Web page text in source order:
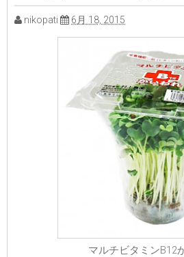
nikopati 6月 18, 2015
マルチビタミンB12